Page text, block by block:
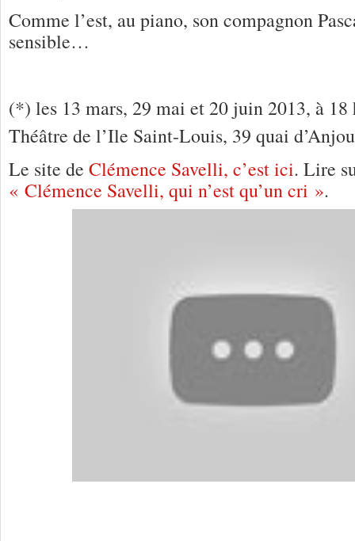
Comme l’est, au piano, son compagnon
sensible…
(*) les 13 mars, 29 mai et 20 juin 2013, à 18
Théâtre de l’Ile Saint-Louis, 39 quai
Le site de Clémence Savelli, c’est ici. Lire
« Clémence Savelli, qui n’est qu’un cri ».